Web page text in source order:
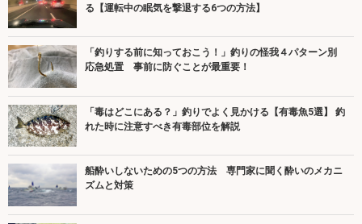
る【運転中の眠気を撃退する6つの方法】
「釣りする前に知っておこう！」釣りの怪我４パターン別
応急処置 事前に防ぐことが最重要！
「毒はどこにある？」釣りでよく見かける【有毒魚5選】 釣
れた時に注意すべき有毒部位を解説
船酔いしないための5つの方法 専門家に聞く酔いのメカニ
ズムと対策